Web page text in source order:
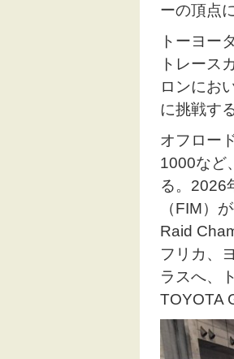
ーの頂点
トーヨー
トレース
ロンにお
に挑戦す
オフロー
1000など
る。2026
（FIM）
Raid
フリカ、
ラスへ、
TOYOTA